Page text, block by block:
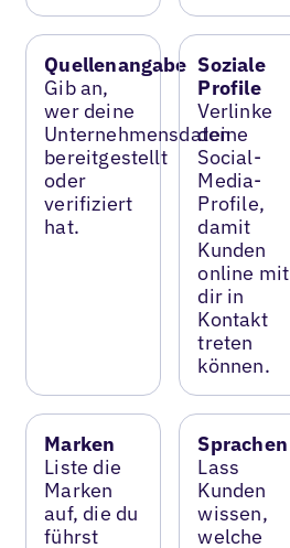
Quellenangabe
Gib an,
wer deine
Unternehmensdaten
bereitgestellt
oder
verifiziert
hat.
Soziale
Profile
Verlinke
deine
Social-
Media-
Profile,
damit
Kunden
online mit
dir in
Kontakt
treten
können.
Marken
Liste die
Marken
auf, die du
führst
Sprachen
Lass
Kunden
wissen,
welche